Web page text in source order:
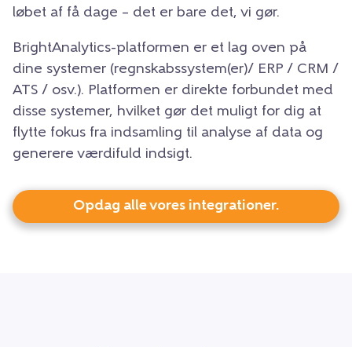
løbet af få dage – det er bare det, vi gør.
BrightAnalytics-platformen er et lag oven på
dine systemer (regnskabssystem(er)/ ERP / CRM /
ATS / osv.). Platformen er direkte forbundet med
disse systemer, hvilket gør det muligt for dig at
flytte fokus fra indsamling til analyse af data og
generere værdifuld indsigt.
Opdag alle vores integrationer.